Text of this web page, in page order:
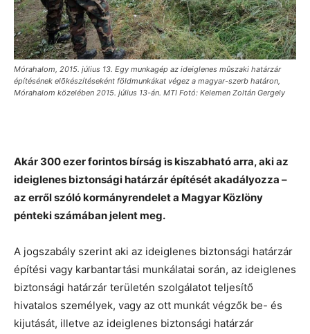
Mórahalom, 2015. július 13. Egy munkagép az ideiglenes mûszaki határzár
építésének elõkészítéseként földmunkákat végez a magyar-szerb határon,
Mórahalom közelében 2015. július 13-án. MTI Fotó: Kelemen Zoltán Gergely
Akár 300 ezer forintos bírság is kiszabható arra, aki az
ideiglenes biztonsági határzár építését akadályozza –
az erről szóló kormányrendelet a Magyar Közlöny
pénteki számában jelent meg.
A jogszabály szerint aki az ideiglenes biztonsági határzár
építési vagy karbantartási munkálatai során, az ideiglenes
biztonsági határzár területén szolgálatot teljesítő
hivatalos személyek, vagy az ott munkát végzők be- és
kijutását, illetve az ideiglenes biztonsági határzár